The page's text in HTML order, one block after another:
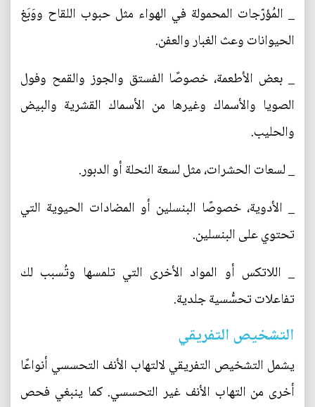
_ المُؤرّجات المحمولة في الهواء مثل حبوب اللقاح ووَبَغ
الحيوانات وعث الغبار والعفن.
_ بعض الأطعمة، خصوصًا الفستق والجوز والقمح وفول
الصويا والأسماك وغيرها من الأسماك القشرية والبيض
والحليب.
_ لسعات الحشرات، مثل لسعة النحلة أو الدبور.
_ الأدوية، خصوصًا البنسلين أو المضادات الحيوية التي
تحتوي على البنسلين.
_ اللاتكس أو المواد الأخرى التي تلمسها وتُسبب لك
تفاعلات تحسُّسية جلدية.
التشخيص التفريقي
يشمل التشخيص التفريقي لالتهاب الأنف التحسسي أنواعًا
أخرى من التهاب الأنف غير التحسسي. كما ينبغي فحص